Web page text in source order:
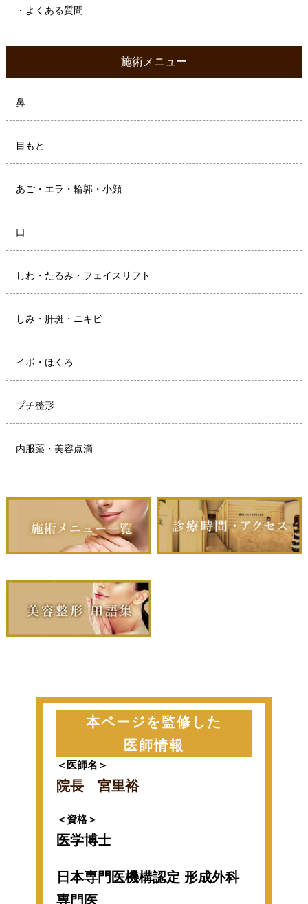
・よくある質問
施術メニュー
鼻
目もと
あご・エラ・輪郭・小顔
口
しわ・たるみ・フェイスリフト
しみ・肝斑・ニキビ
イボ・ほくろ
プチ整形
内服薬・美容点滴
本ページを監修した
医師情報
＜医師名＞
院長 宮里裕
＜資格＞
医学博士
日本専門医機構認定 形成外科
専門医